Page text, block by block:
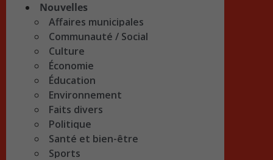
Nouvelles
Affaires municipales
Communauté / Social
Culture
Économie
Éducation
Environnement
Faits divers
Politique
Santé et bien-être
Sports